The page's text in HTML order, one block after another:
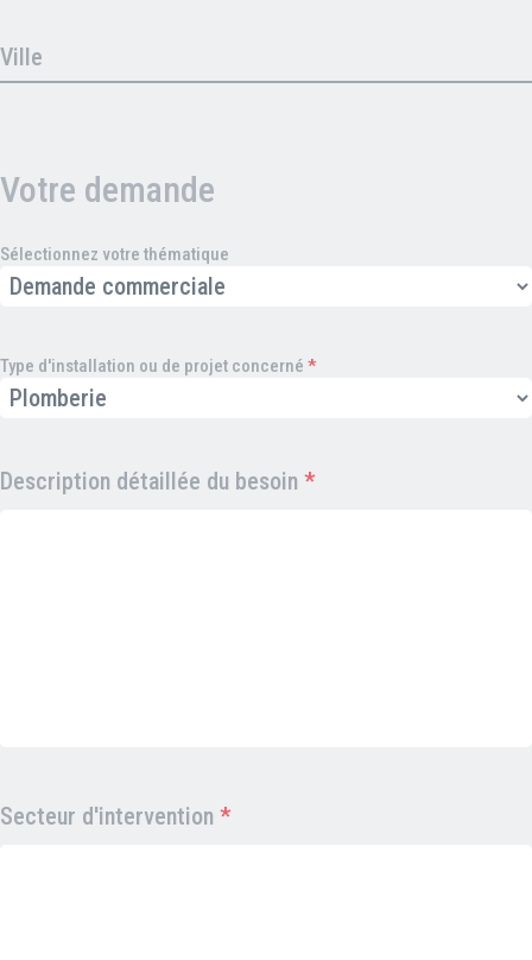
Ville
Votre demande
Sélectionnez votre thématique
Type d'installation ou de projet concerné *
Description détaillée du besoin *
Secteur d'intervention *